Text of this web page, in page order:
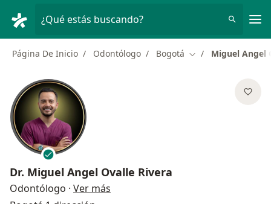
¿Qué estás buscando?
Página De Inicio Odontólogo Bogotá Cambiar de ciudad
Miguel Angel
Dr. Miguel Angel Ovalle Rivera
Odontólogo · Ver más